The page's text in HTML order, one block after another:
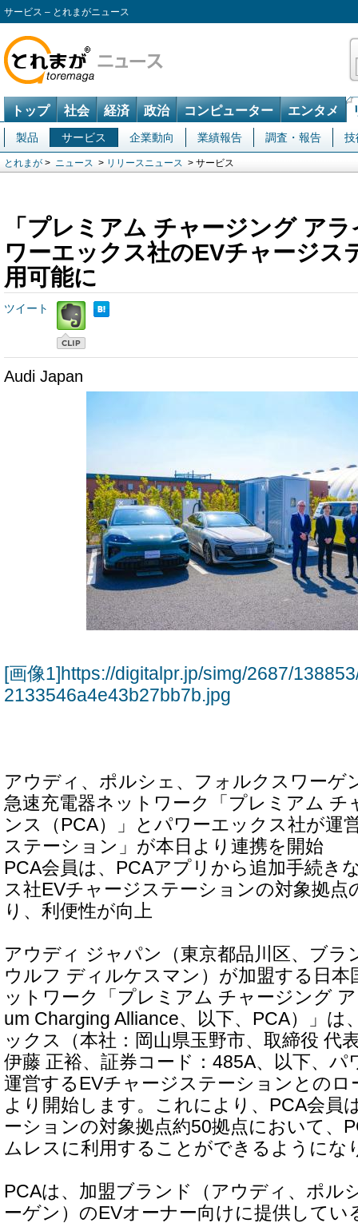
サービス – とれまがニュース
トップ 社会 経済 政治 コンピューター エンタメ
製品 サービス 企業動向 業績報告 調査・報告 技
とれまが > ニュース > リリースニュース > サービス
「プレミアム チャージング ア
ワーエックス社のEVチャージス
用可能に
ツイート
Audi Japan
[画像1]https://digitalpr.jp/simg/2687/
2133546a4e43b27bb7b.jpg
アウディ、ポルシェ、フォルクスワーゲ
急速充電器ネットワーク「プレミアム チ
ンス（PCA）」とパワーエックス社が運
ステーション」が本日より連携を開始
PCA会員は、PCAアプリから追加手続き
ス社EVチャージステーションの対象拠点
り、利便性が向上
アウディ ジャパン（東京都品川区、ブラ
ウルフ ディルケスマン）が加盟する日本
ットワーク「プレミアム チャージング
um Charging Alliance、以下、PCA）」は
ックス（本社：岡山県玉野市、取締役 代
伊藤 正裕、証券コード：485A、以下、
運営するEVチャージステーションとのロ
より開始します。これにより、PCA会員
ーションの対象拠点約50拠点において、
ムレスに利用することができるようにな
PCAは、加盟ブランド（アウディ、ポル
ーゲン）のEVオーナー向けに提供してい